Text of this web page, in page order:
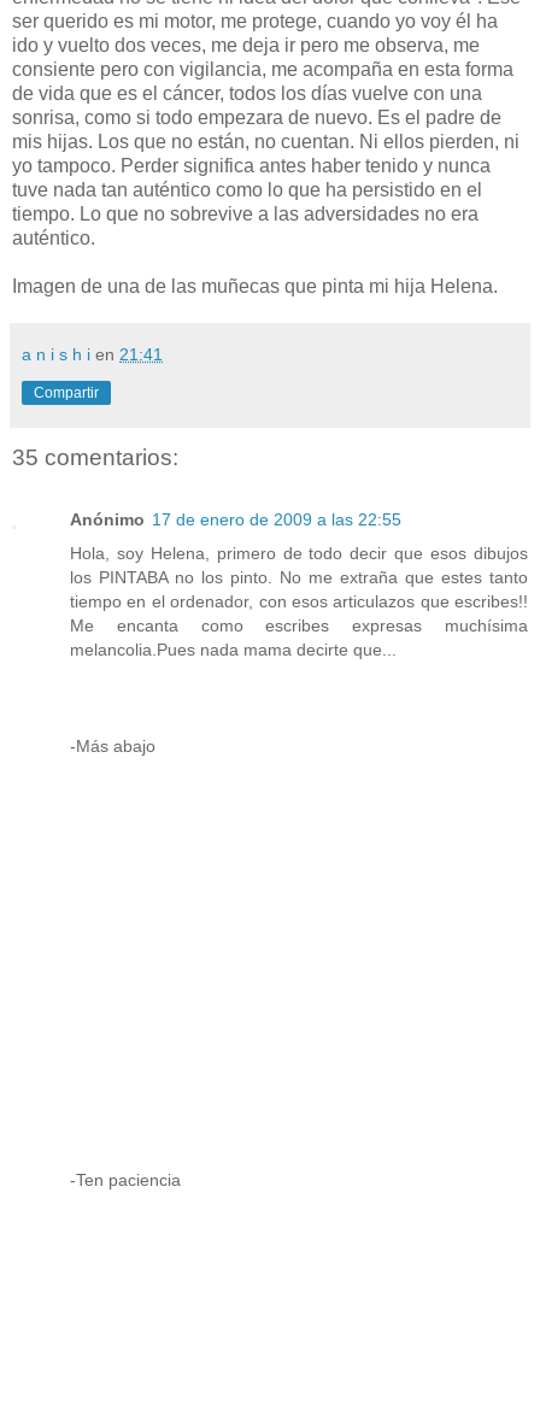
ser querido es mi motor, me protege, cuando yo voy él ha
ido y vuelto dos veces, me deja ir pero me observa, me
consiente pero con vigilancia, me acompaña en esta forma
de vida que es el cáncer, todos los días vuelve con una
sonrisa, como si todo empezara de nuevo. Es el padre de
mis hijas. Los que no están, no cuentan. Ni ellos pierden, ni
yo tampoco. Perder significa antes haber tenido y nunca
tuve nada tan auténtico como lo que ha persistido en el
tiempo. Lo que no sobrevive a las adversidades no era
auténtico.
Imagen de una de las muñecas que pinta mi hija Helena.
a n i s h i en 21:41
Compartir
35 comentarios:
Anónimo 17 de enero de 2009 a las 22:55
Hola, soy Helena, primero de todo decir que esos dibujos
los PINTABA no los pinto. No me extraña que estes tanto
tiempo en el ordenador, con esos articulazos que escribes!!
Me encanta como escribes expresas muchísima
melancolia.Pues nada mama decirte que...
-Más abajo
-Ten paciencia